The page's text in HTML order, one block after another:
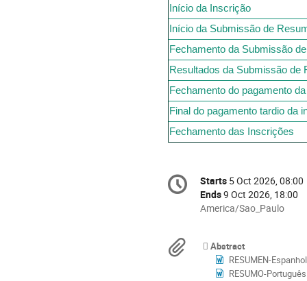
Início da Inscrição
Início da Submissão de
Fechamento da Submissão
Resultados da Submissão de
Fechamento do pagamento
Final do pagamento tardio da
Fechamento das Inscrições
Conference
information
Date/Time
Starts 5 Oct 2026, 08:00
Ends9 Oct 2026, 18:00
All
in
America/Sao_Paulo
America/Sao_Paulo
Materials
Abstract
RESUMEN-
RESUMO-